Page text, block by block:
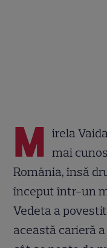
M irela
mai
România, însă
început într-un
Vedeta a
această carieră